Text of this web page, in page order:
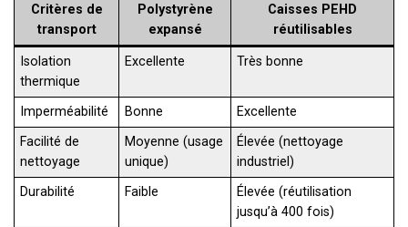
Critères de
transport
Polystyrène
expansé
Caisses PEHD
réutilisables
Isolation
thermique
Excellente Très bonne
Imperméabilité Bonne
Excellente
Facilité de
nettoyage
Moyenne (usage
unique)
Élevée (nettoyage
industriel)
Durabilité
Faible
Élevée (réutilisation
jusqu’à 400 fois)